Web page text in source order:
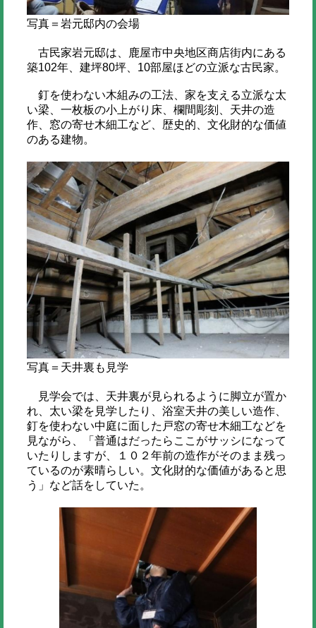
写真＝岩元邸内の会場
古民家岩元邸は、鹿屋市中央地区商店街内にある
築102年、建坪80坪、10部屋ほどの立派な古民家。
釘を使わない木組みの工法、家を支える立派な太
い梁、一枚板の小上がり床、欄間彫刻、天井の造
作、窓の寄せ木細工など、歴史的、文化財的な価値
のある建物。
写真＝天井裏も見学
見学会では、天井裏が見られるように脚立が置か
れ、太い梁を見学したり、浴室天井の美しい造作、
釘を使わない中庭に面した戸窓の寄せ木細工などを
見ながら、「普通はだったらここがサッシになって
いたりしますが、１０２年前の造作がそのまま残っ
ているのが素晴らしい。文化財的な価値があると思
う」など話をしていた。